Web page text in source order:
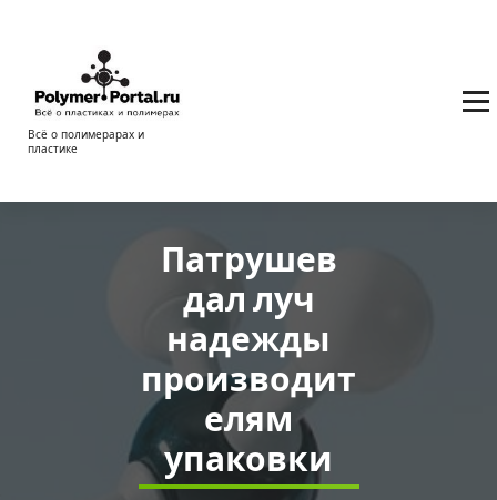
содержимому
Всё о полимерарах и
пластике
Патрушев
дал луч
надежды
производит
елям
упаковки